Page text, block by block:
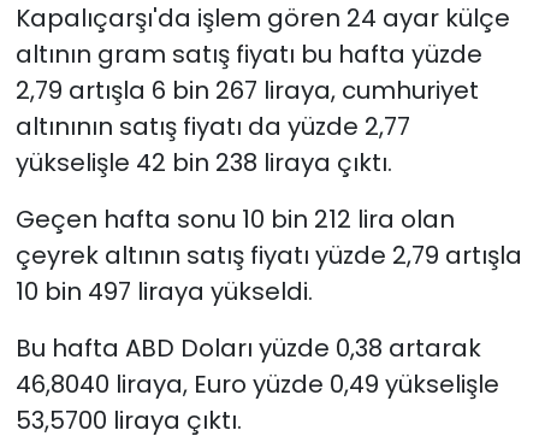
Kapalıçarşı'da işlem gören 24 ayar külçe
altının gram satış fiyatı bu hafta yüzde
2,79 artışla 6 bin 267 liraya, cumhuriyet
altınının satış fiyatı da yüzde 2,77
yükselişle 42 bin 238 liraya çıktı.
Geçen hafta sonu 10 bin 212 lira olan
çeyrek altının satış fiyatı yüzde 2,79 artışla
10 bin 497 liraya yükseldi.
Bu hafta ABD Doları yüzde 0,38 artarak
46,8040 liraya, Euro yüzde 0,49 yükselişle
53,5700 liraya çıktı.